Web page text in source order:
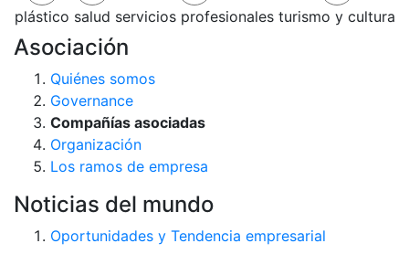
plástico salud servicios profesionales turismo y cultura
Asociación
Quiénes somos
Governance
Compañías asociadas
Organización
Los ramos de empresa
Noticias del mundo
Oportunidades y Tendencia empresarial